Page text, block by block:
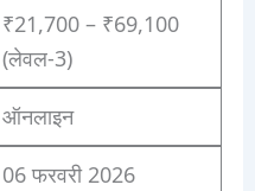
₹21,700 – ₹69,100
(लेवल-3)
ऑनलाइन
06 फरवरी 2026